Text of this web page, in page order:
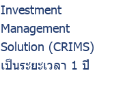
Investment
Management
Solution (CRIMS)
เป็นระยะเวลา 1 ปี